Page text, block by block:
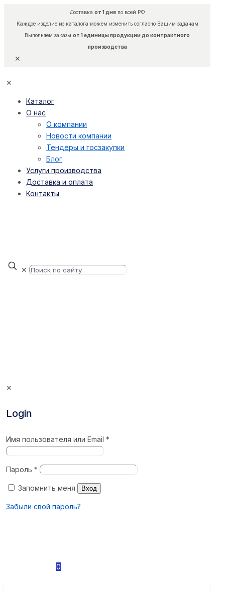
Доставка от 1 дняпо всей РФ
Каждое изделие из каталога можем изменить согласно Вашим задачам
Выполняем заказы от 1 единицы продукции до контрактного
производства
✕
✕
Каталог
О нас
О компании
Новости компании
Тендеры и госзакупки
Блог
Услуги производства
Доставка и оплата
Контакты
✕
✕
Login
Имя пользователя или Email*
Пароль*
Запомнить меня Вход
Забыли свой пароль?
0